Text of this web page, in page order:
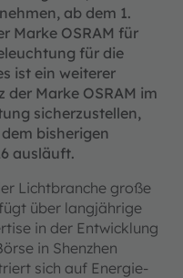
ab dem 1.
Marke OSRAM für
für die
ist ein weiterer
der Marke OSRAM im
sicherzustellen,
bisherigen
ausläuft.
Lichtbranche große
über langjährige
in der Entwicklung
in Shenzhen
sich auf Energie-